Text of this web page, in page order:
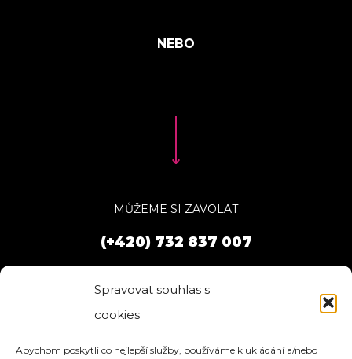
Spravovat souhlas s
cookies
Abychom poskytli co nejlepší služby, používáme k ukládání a/nebo
MŮŽEME SI ZAVOLAT
(+420) 732 837 007